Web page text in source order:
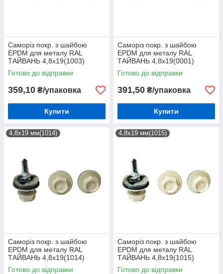
Саморіз покр. з шайбою
EPDM для металу RAL
ТАЙВАНЬ 4,8х19(1003)
(250шт)
Готово до відправки
359,10 ₴/упаковка
Купити
Саморіз покр. з шайбою
EPDM для металу RAL
ТАЙВАНЬ 4,8х19(0001)
(250шт)
Готово до відправки
391,50 ₴/упаковка
Купити
4,8х19 мм(1014)
Саморіз покр. з шайбою
EPDM для металу RAL
ТАЙВАНЬ 4,8х19(1014)
(250шт)
Готово до відправки
4,8х19 мм(1015)
Саморіз покр. з шайбою
EPDM для металу RAL
ТАЙВАНЬ 4,8х19(1015)
(250шт)
Готово до відправки